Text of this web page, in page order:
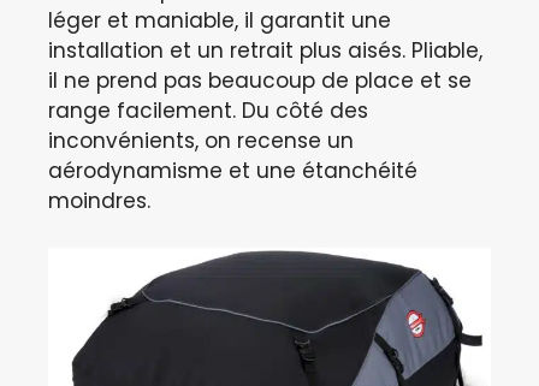
léger et maniable, il garantit une
installation et un retrait plus aisés. Pliable,
il ne prend pas beaucoup de place et se
range facilement. Du côté des
inconvénients, on recense un
aérodynamisme et une étanchéité
moindres.